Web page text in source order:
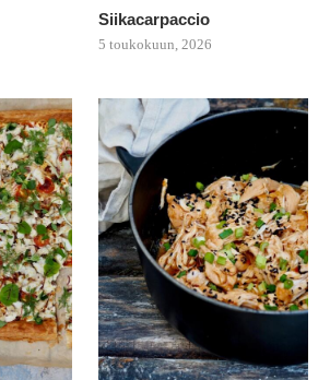
Siikacarpaccio
5 toukokuun, 2026